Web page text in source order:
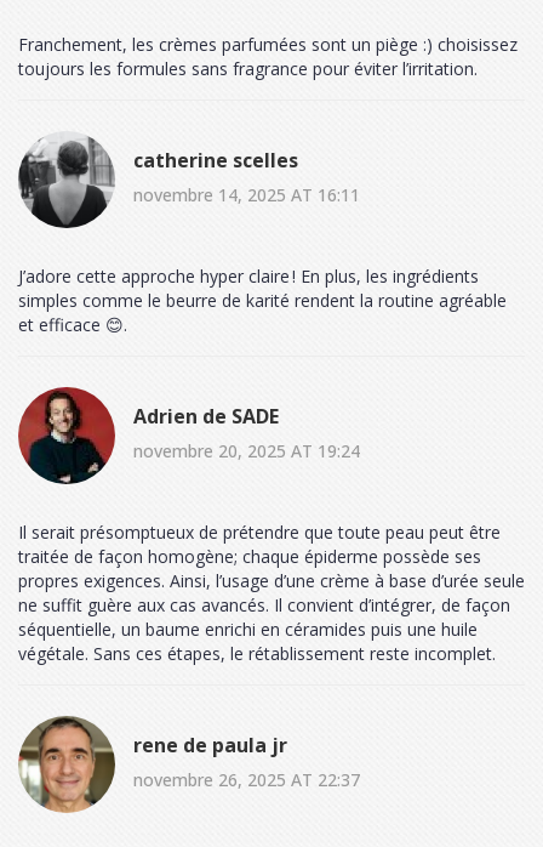
Franchement, les crèmes parfumées sont un piège :) choisissez
toujours les formules sans fragrance pour éviter l’irritation.
catherine scelles
novembre 14, 2025 AT 16:11
J’adore cette approche hyper claire ! En plus, les ingrédients
simples comme le beurre de karité rendent la routine agréable
et efficace 😊.
Adrien de SADE
novembre 20, 2025 AT 19:24
Il serait présomptueux de prétendre que toute peau peut être
traitée de façon homogène; chaque épiderme possède ses
propres exigences. Ainsi, l’usage d’une crème à base d’urée seule
ne suffit guère aux cas avancés. Il convient d’intégrer, de façon
séquentielle, un baume enrichi en céramides puis une huile
végétale. Sans ces étapes, le rétablissement reste incomplet.
rene de paula jr
novembre 26, 2025 AT 22:37